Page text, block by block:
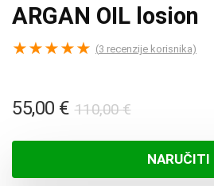
ARGAN OIL losion
★★★★★ (3 recenzije korisnika)
110,00€Izvorna
bila
je:
55,00 €
Trenutna
je:
55,00 €.
NARUČITI